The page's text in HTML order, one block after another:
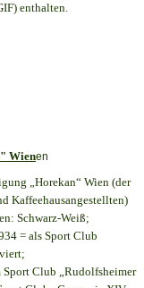
enthalten.
Wienen
„Horekan“ Wien (der
Kaffeehausangestellten)
Schwarz-Weiß;
= als Sport Club
Club „Rudolfsheimer